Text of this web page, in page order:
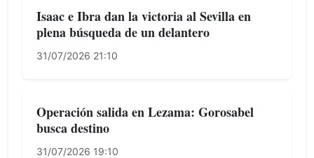
Isaac e Ibra dan la victoria al Sevilla en
plena búsqueda de un delantero
31/07/2026 21:10
Operación salida en Lezama: Gorosabel
busca destino
31/07/2026 19:10